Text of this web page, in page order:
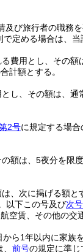
び旅行者の職務
定める場合は、当
費用とし、その額
計額とする。
し、その額は、
2号に規定する場
額は、5夜分を限
、次に掲げる額と
以下この号及び次号
空賃、その他の
ら1年以内に家族
前号の規定に準